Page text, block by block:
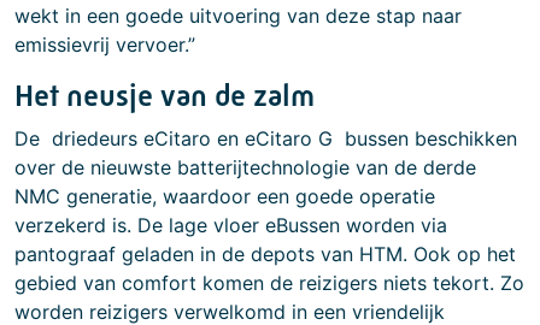
wekt in een goede uitvoering van deze stap naar
emissievrij vervoer.”
Het neusje van de zalm
De driedeurs eCitaro en eCitaro G bussen beschikken
over de nieuwste batterijtechnologie van de derde
NMC generatie, waardoor een goede operatie
verzekerd is. De lage vloer eBussen worden via
pantograaf geladen in de depots van HTM. Ook op het
gebied van comfort komen de reizigers niets tekort. Zo
worden reizigers verwelkomd in een vriendelijk